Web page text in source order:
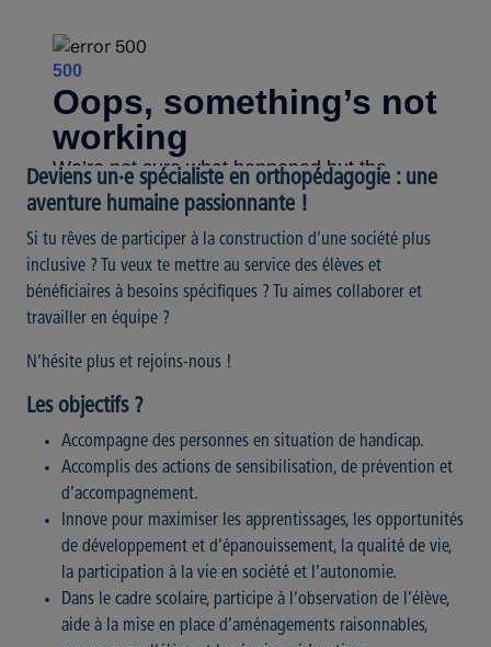
Deviens un·e spécialiste en orthopédagogie : une
aventure humaine passionnante !
Si tu rêves de participer à la construction d’une société plus
inclusive ? Tu veux te mettre au service des élèves et
bénéficiaires à besoins spécifiques ? Tu aimes collaborer et
travailler en équipe ?
N’hésite plus et rejoins-nous !
Les objectifs ?
Accompagne des personnes en situation de handicap.
Accomplis des actions de sensibilisation, de prévention et
d’accompagnement.
Innove pour maximiser les apprentissages, les opportunités
de développement et d’épanouissement, la qualité de vie,
la participation à la vie en société et l’autonomie.
Dans le cadre scolaire, participe à l’observation de l’élève,
aide à la mise en place d’aménagements raisonnables,